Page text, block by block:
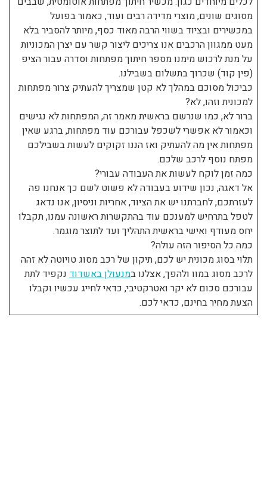
מסוגים שונים, מוצרי מדידה רבים ועוד, כאמור בפועל
במכשירים ובציוד בשווי הרבה מאוד כסף, מיותר להסביר בלא
מעט ממגוון הרכבים אנו צריכים ליצור קשר עם יצרן המכוניות
על מנת לרכוש מימנו מספר חיתוך מפתחות וסדרה עבור הציפ
(פין קוד) שכרוך בתשלום בשבילנו.
כביכול מסוכם במהלך לא קטן שמצריך להעתיק צרור מפתחות
למכונית וזהו, לא?
ברור לא, כמו שנרשם בראשית מאמר זה, המפתחות לא נגישים
וכאמור לא אפשרי לשכפל עבורכם עוד מפתחות, ברגע שאין
מפתחות אין מה להעתיק ואז הננו זקוקים לעשות בשבילכם
מפתח נוסף לרכב שלכם.
כמה זמן לוקח לעשות את העבודה עבורי?
אל דאגה, נכון שידוע בעבודה לא פשוט לשם כך אנחנו פה
לעזרתכם, לחברתנו יש את הציוד, אחריות וניסיון, אנו נדאג
לטפל בתרחיש למענכם עוד בהתקשרות ראשונה עמנו, תקבלו
יחס מעודף ואישי בראשית התהליך ועד לתוצר מוגמר.
כמה כל הסיפור הזה עולה?
תלוי בסוג מכונית יש לכם, תיקון של רכב מסוג טויוטה לא זהה
לרכב מסוג במוו ולהפך, אצלנו במנעולן באשדוד נקפיד לתת
עבורכם סכום לא יקר ואטרקטיבי, כדאי לחייג עכשיו וקבלו
הצעת מחיר בחינם, כדאי לכם.